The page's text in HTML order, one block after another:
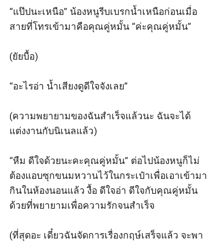
“แป๊ปนะเหนือ” น้องหนูรีบเบรกน้ำเหนือก่อนเมื่อ
สายที่โทรเข้ามาคือคุณคู่หมั้น “ค่ะคุณคู่หมั้น”
(ยัยบื้อ)
“อะไรอ่า น้ำเสียงดูดีใจจังเลย”
(ความพยายามของฉันสำเร็จแล้วนะ ฉันจะได้
แต่งงานกับนิเนลแล้ว)
“หืม ดีใจด้วยนะคะคุณคู่หมั้น” ต่อไปน้องหนูก็ไม่
ต้องแอบซุกขนมหวานไว้ในกระเป๋าเพื่อเอาเข้ามา
กินในห้องนอนแล้ว งื้อ ดีใจอ่า ดีใจกับคุณคู่หมั้น
ด้วยที่พยายามเพื่อความรักจนสำเร็จ
(ที่สุดอะ เดี๋ยวฉันจัดการเรื่องกฤษ์เสร็จแล้ว จะพา